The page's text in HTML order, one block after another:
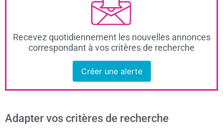
Recevez quotidiennement les nouvelles annonces
correspondant à vos critères de recherche
Créer une alerte
Adapter vos critères de recherche